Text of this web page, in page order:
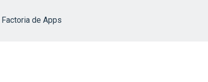
Factoria de Apps